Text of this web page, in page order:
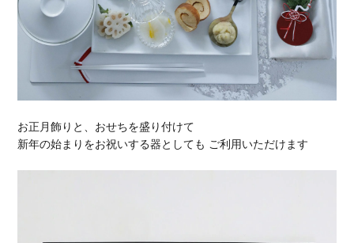
お正月飾りと、おせちを盛り付けて
新年の始まりをお祝いする器としても ご利用いただけます